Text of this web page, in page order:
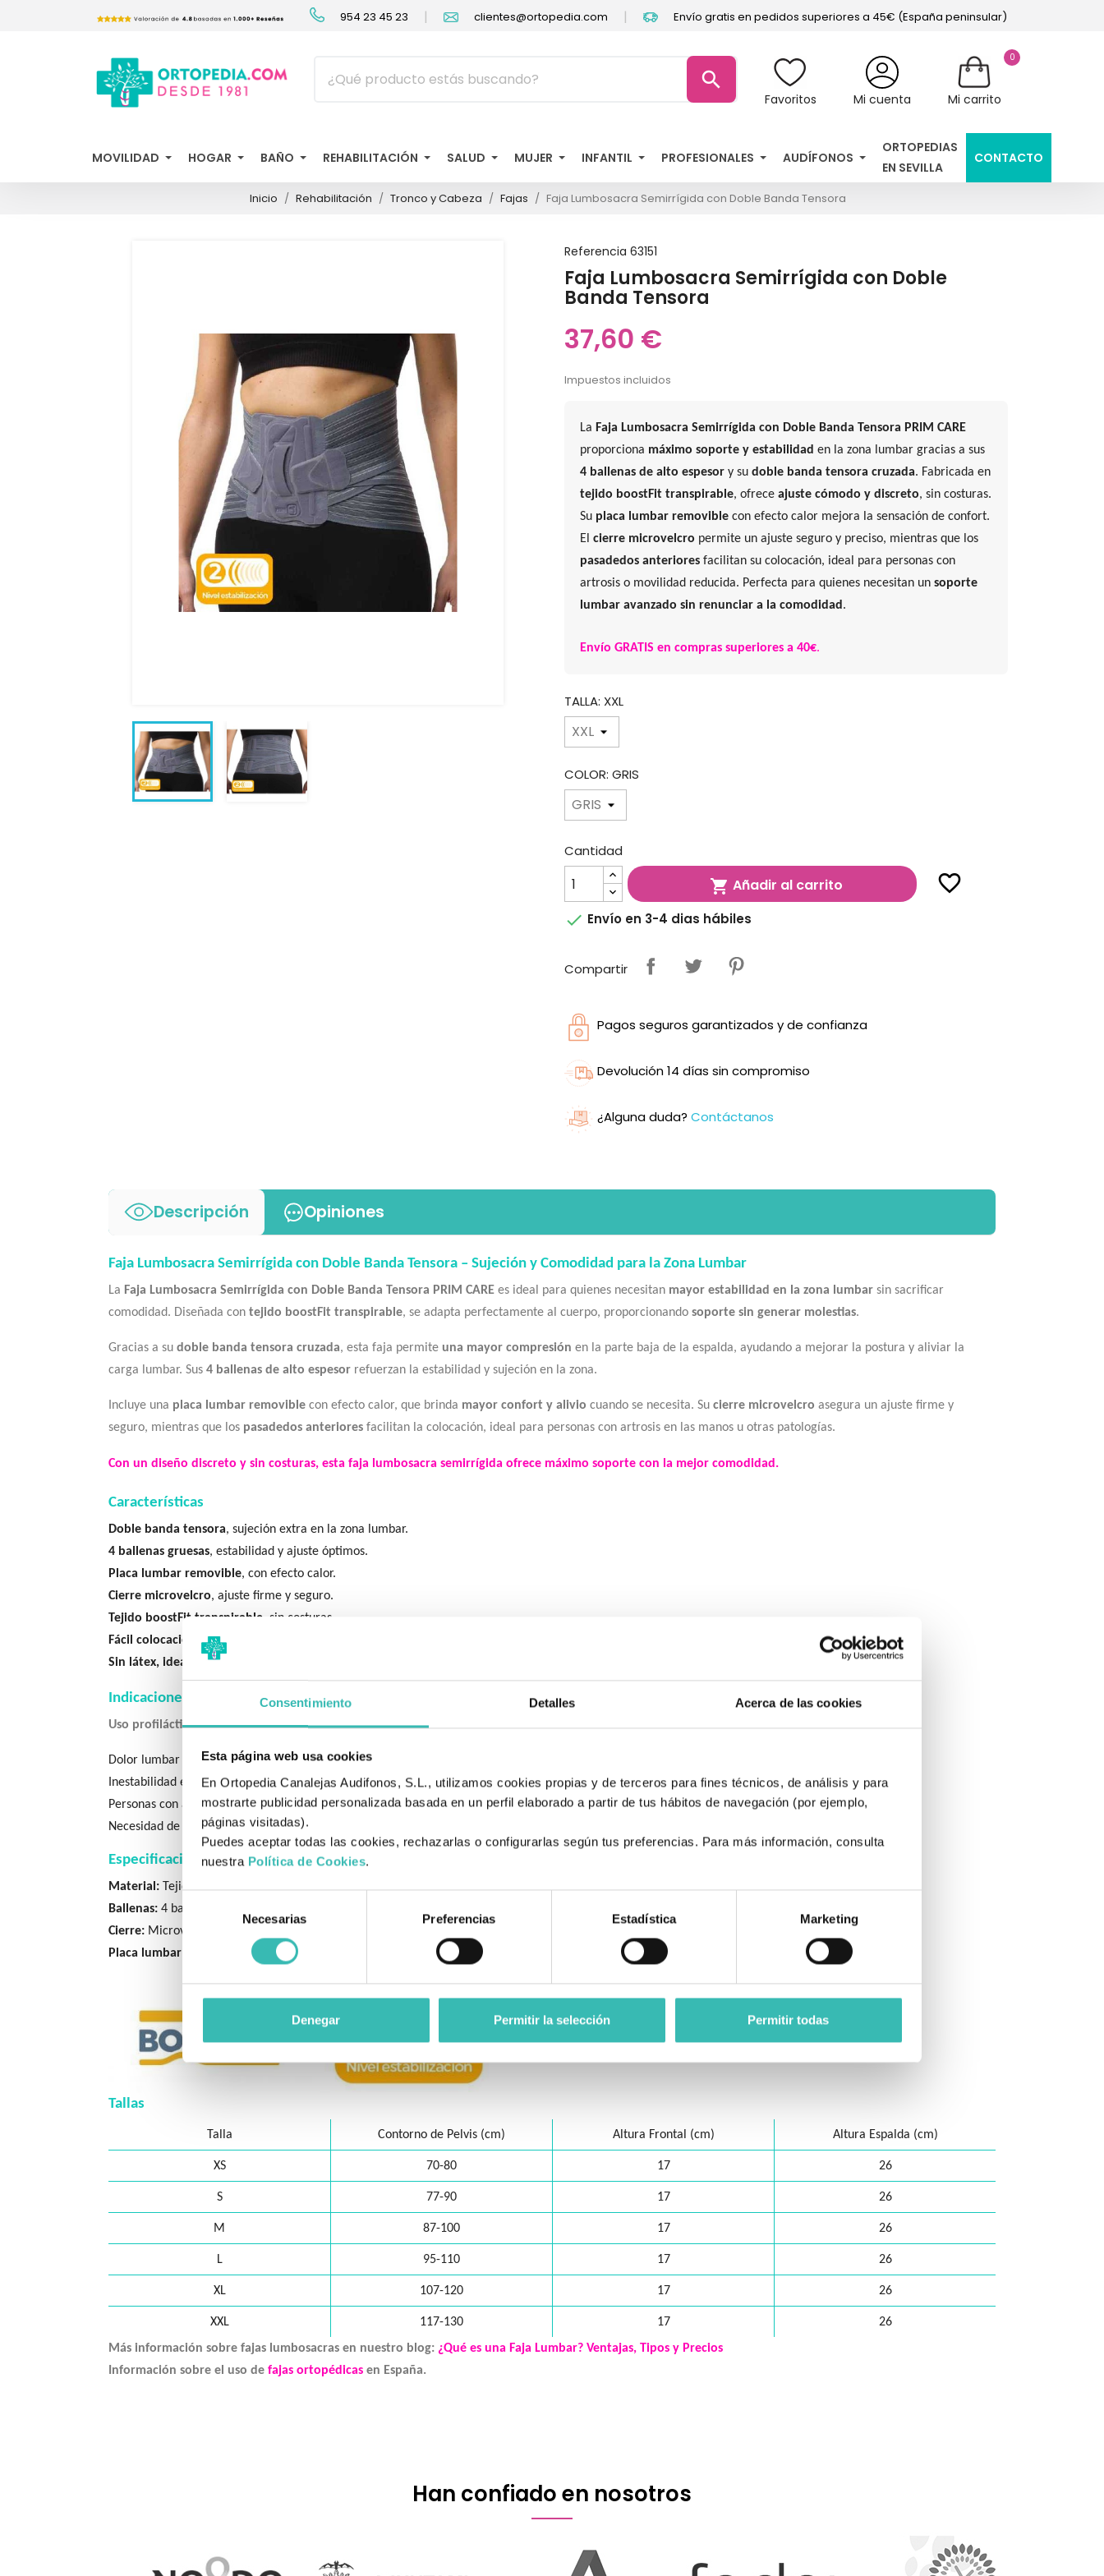
Consentimiento Detalles Acerca de las cookies
Esta página web usa cookies
En Ortopedia Canalejas Audifonos, S.L., utilizamos cookies propias y de terceros para fines técnicos, de análisis y para
mostrarte publicidad personalizada basada en un perfil elaborado a partir de tus hábitos de navegación (por ejemplo,
páginas visitadas).
Puedes aceptar todas las cookies, rechazarlas o configurarlas según tus preferencias. Para más información, consulta
nuestra Política de Cookies.
consentimiento
Necesarias Preferencias Estadística Marketing
Denegar Permitir la selección Permitir todas
954 23 45 23 | clientes@ortopedia.com | Envío gratis en pedidos superiores a 45€ (España peninsular)
search
0
Mi carrito
Mi cuenta
Favoritos
MOVILIDAD HOGAR BAÑO REHABILITACIÓN SALUD MUJER INFANTIL PROFESIONALES AUDÍFONOS
ORTOPEDIAS
EN SEVILLA
CONTACTO
Inicio Rehabilitación Tronco y Cabeza Fajas Faja Lumbosacra Semirrígida con Doble Banda Tensora
Referencia 63151
Faja Lumbosacra Semirrígida con Doble
Banda Tensora
37,60 €
Impuestos incluidos
La Faja Lumbosacra Semirrígida con Doble Banda Tensora PRIM CARE
proporciona máximo soporte y estabilidad en la zona lumbar gracias a sus
4 ballenas de alto espesor y sudoble banda tensora cruzada. Fabricada en
tejido boostFit transpirable, ofreceajuste cómodo y discreto, sin costuras.
Su placa lumbar removible con efecto calor mejora la sensación de confort.
Elcierre microvelcro permite un ajuste seguro y preciso, mientras que los
pasadedos anteriores facilitan su colocación, ideal para personas con
artrosis o movilidad reducida. Perfecta para quienes necesitan unsoporte
lumbar avanzado sin renunciar a la comodidad .
Envío GRATIS en compras superiores a 40€.
TALLA: XXL
COLOR: GRIS
Cantidad
 Añadir al carrito favorite_border
 Envío en 3-4 dias hábiles
Compartir
Pagos seguros garantizados y de confianza
Devolución 14 días sin compromiso
¿Alguna duda? Contáctanos
Descripción Opiniones
Faja Lumbosacra Semirrígida con Doble Banda Tensora – Sujeción y Comodidad para la Zona Lumbar
La Faja Lumbosacra Semirrígida con Doble Banda Tensora PRIM CARE es ideal para quienes necesitan mayor estabilidad en la zona lumbar sin sacrificar
comodidad. Diseñada con tejido boostFit transpirable, se adapta perfectamente al cuerpo, proporcionando soporte sin generar molestias.
Gracias a su doble banda tensora cruzada, esta faja permite una mayor compresión en la parte baja de la espalda, ayudando a mejorar la postura y aliviar la
carga lumbar. Sus 4 ballenas de alto espesor refuerzan la estabilidad y sujeción en la zona.
Incluye una placa lumbar removible con efecto calor, que brinda mayor confort y alivio cuando se necesita. Su cierre microvelcro asegura un ajuste firme y
seguro, mientras que los pasadedos anteriores facilitan la colocación, ideal para personas con artrosis en las manos u otras patologías.
Con un diseño discreto y sin costuras, esta faja lumbosacra semirrígida ofrece máximo soporte con la mejor comodidad .
Características
Doble banda tensora, sujeción extra en la zona lumbar.
4 ballenas gruesas, estabilidad y ajuste óptimos.
Placa lumbar removible, con efecto calor.
Cierre microvelcro, ajuste firme y seguro.
Tejido boostFit transpirable , sin costuras.
Fácil colocación con pasadedos anteriores.
Sin látex, ideal para pieles sensibles.
Indicaciones
Uso profiláctico en:
Dolor lumbar moderado.
Inestabilidad en la zona lumbosacra.
Personas con artrosis o problemas de movilidad en las manos.
Necesidad de soporte extra para la espalda baja.
Especificaciones técnicas
Material: Tejido boostFit transpirable.
Ballenas: 4 ballenas de alto espesor.
Cierre: Microvelcro para ajuste seguro.
Placa lumbar:
Removible, con efecto calor.
Tallas
Talla Contorno de Pelvis (cm) Altura Frontal (cm) Altura Espalda (cm)
XS 70-80 17 26
S 77-90 17 26
M 87-100 17 26
L 95-110 17 26
XL 107-120 17 26
XXL 117-130 17
26
Más información sobre fajas lumbosacras en nuestro blog: ¿Qué es una Faja Lumbar? Ventajas, Tipos y Precios
Información sobre el uso de fajas ortopédicas en España.
Han confiado en nosotros